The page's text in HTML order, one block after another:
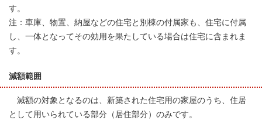
す。
注：車庫、物置、納屋などの住宅と別棟の付属家も、住宅に付属
し、一体となってその効用を果たしている場合は住宅に含まれま
す。
減額範囲
減額の対象となるのは、新築された住宅用の家屋のうち、住居
として用いられている部分（居住部分）のみです。